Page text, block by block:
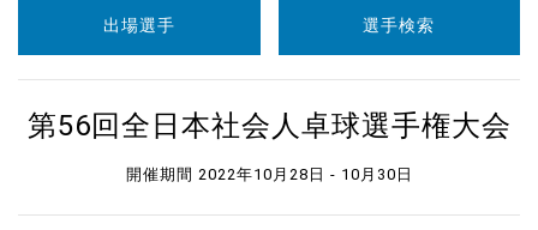
出場選手 選手検索
第56回全日本社会人卓球選手権大会
開催期間 2022年10月28日 - 10月30日